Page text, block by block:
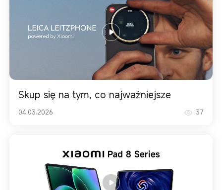
Skup się na tym, co najważniejsze
04.03.2026 37